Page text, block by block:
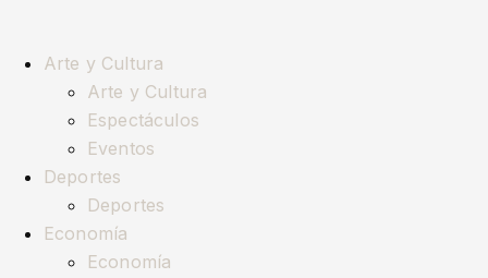
Arte y Cultura
Arte y Cultura
Espectáculos
Eventos
Deportes
Deportes
Economía
Economía